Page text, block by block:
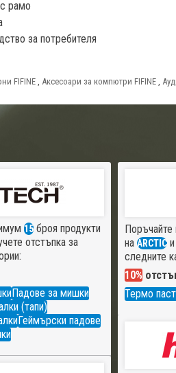
рамо
за потребителя
FIFINE Аксесоари за компютри FIFINE
15 броя продукти
отстъпка за
Падове за мишки
(тапи)
Геймърски падове
на ARCTICи
следните
10%
Термо